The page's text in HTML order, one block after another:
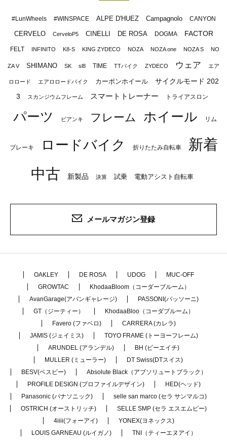
#LunWheels #WINSPACE ALPE D'HUEZ Campagnolo CANYON
CERVELO CerveloP5 CINELLI DE ROSA DOGMA FACTOR
FELT INFINITO K8-S KING ZYDECO NOZA NOZA one NOZA S NO
ZA V SHIMANO SK sl8 TIME TTバイク ZYDECO ウェア エア
ロロード エアロロードバイク カーボンホイール
サイクルモード 202
3
スカンジウムフレーム スマートトレーナー トライアスロン
パーツ ビアンキ フレーム ホイール リム
ブレーキ ロードバイク 折りたたみ自転車
新着
中古
新製品 決算 試乗 電動アシスト自転車
メールマガジン登録
OAKLEY DE ROSA UDOG
MUC-OFF
GROWTAC
KhodaaBloom（コーダーブルーム）
AvanGarage(アバンギャレージ)
PASSONI(パッソーニ)
GT（ジーティー）
KhodaaBloo（コーダブルーム）
Favero (ファベロ)
CARRERA (カレラ)
JAMIS (ジェイミス)
TOYO FRAME (トーヨーフレーム)
ARUNDEL (アランデル)
BH (ビーエイチ)
MULLER (ミューラー)
DT Swiss(DTスイス)
BESV(ベスビー)
Absolute Black（アブソリュートブラック）
PROFILE DESIGN (プロファイルデザイン)
HED(ヘッド)
Panasonic (パナソニック)
selle san marco (セラ サンマルコ)
OSTRICH (オーストリッチ)
SELLE SMP (セラ エスエムピー)
4iiii(フォーアイ)
YONEX(ヨネックス)
LOUIS GARNEAU (ルイガノ)
TNI（ティーエヌアイ）